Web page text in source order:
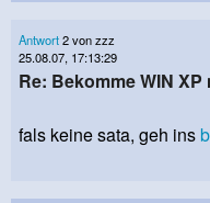
Antwort2 von zzz
25.08.07, 17:13:29
Re: Bekomme WIN
fals keine sata, geh ins